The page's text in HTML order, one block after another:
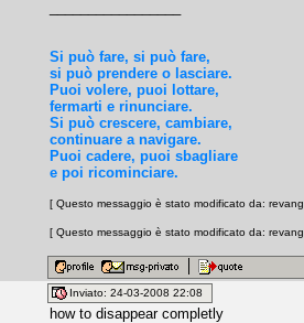
Si può fare, si può fare,
si può prendere o lasciare.
Puoi volere, puoi lottare,
fermarti e rinunciare.
Si può crescere, cambiare,
continuare a navigare.
Puoi cadere, puoi sbagliare
e poi ricominciare.
[ Questo messaggio è stato modificato da:
[ Questo messaggio è stato modificato da:
Inviato: 24-03-2008 22:08
how to disappear completly